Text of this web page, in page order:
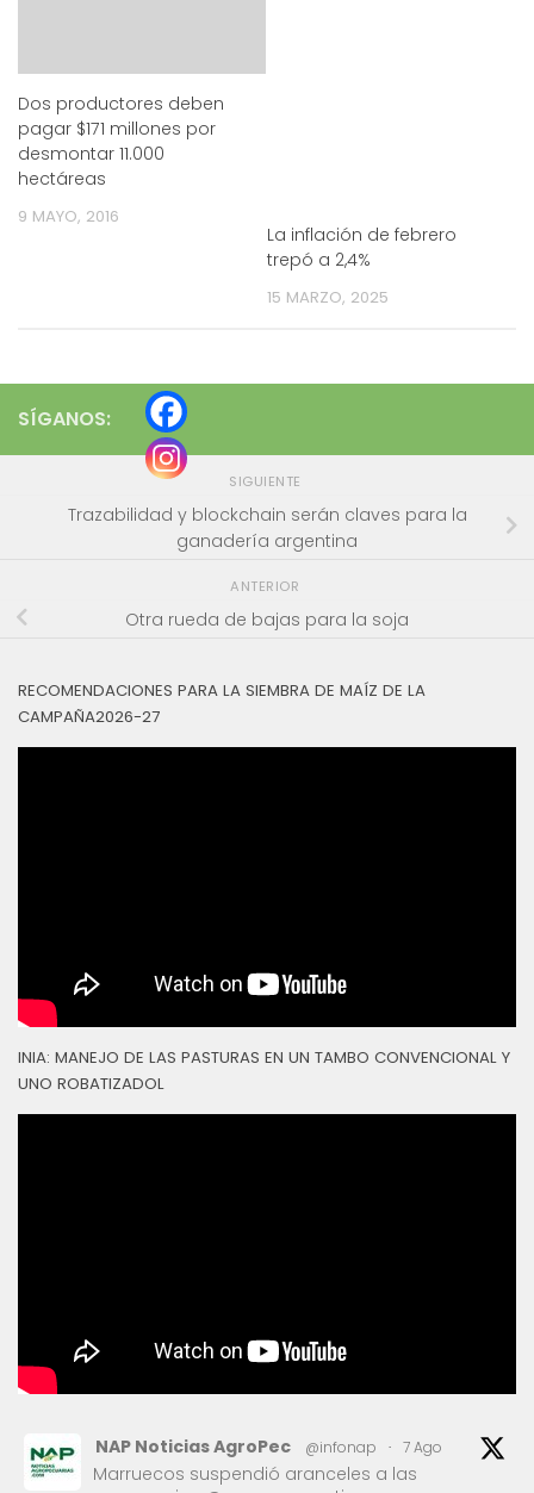
Dos productores deben
pagar $171 millones por
desmontar 11.000
hectáreas
9 MAYO, 2016
La inflación de febrero
trepó a 2,4%
15 MARZO, 2025
SÍGANOS:
SIGUIENTE
Trazabilidad y blockchain serán claves para la
ganadería argentina
ANTERIOR
Otra rueda de bajas para la soja
RECOMENDACIONES PARA LA SIEMBRA DE MAÍZ DE LA
CAMPAÑA2026-27
INIA: MANEJO DE LAS PASTURAS EN UN TAMBO CONVENCIONAL Y
UNO ROBATIZADOL
NAP Noticias AgroPec @infonap · 7 Ago
Marruecos suspendió aranceles a las